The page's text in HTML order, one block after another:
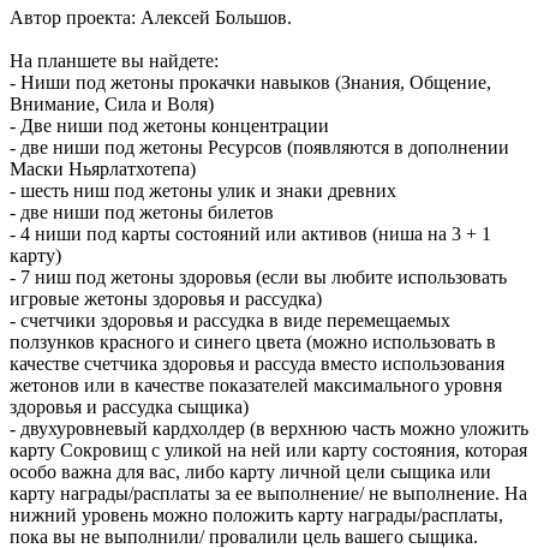
Автор проекта: Алексей Большов.
На планшете вы найдете:
- Ниши под жетоны прокачки навыков (Знания, Общение,
Внимание, Сила и Воля)
- Две ниши под жетоны концентрации
- две ниши под жетоны Ресурсов (появляются в дополнении
Маски Ньярлатхотепа)
- шесть ниш под жетоны улик и знаки древних
- две ниши под жетоны билетов
- 4 ниши под карты состояний или активов (ниша на 3 + 1
карту)
- 7 ниш под жетоны здоровья (если вы любите использовать
игровые жетоны здоровья и рассудка)
- счетчики здоровья и рассудка в виде перемещаемых
ползунков красного и синего цвета (можно использовать в
качестве счетчика здоровья и рассуда вместо использования
жетонов или в качестве показателей максимального уровня
здоровья и рассудка сыщика)
- двухуровневый кардхолдер (в верхнюю часть можно уложить
карту Сокровищ с уликой на ней или карту состояния, которая
особо важна для вас, либо карту личной цели сыщика или
карту награды/расплаты за ее выполнение/ не выполнение. На
нижний уровень можно положить карту награды/расплаты,
пока вы не выполнили/ провалили цель вашего сыщика.